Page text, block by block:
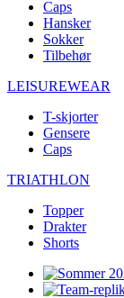
Caps
Hansker
Sokker
Tilbehør
LEISUREWEAR
T-skjorter
Gensere
Caps
TRIATHLON
Topper
Drakter
Shorts